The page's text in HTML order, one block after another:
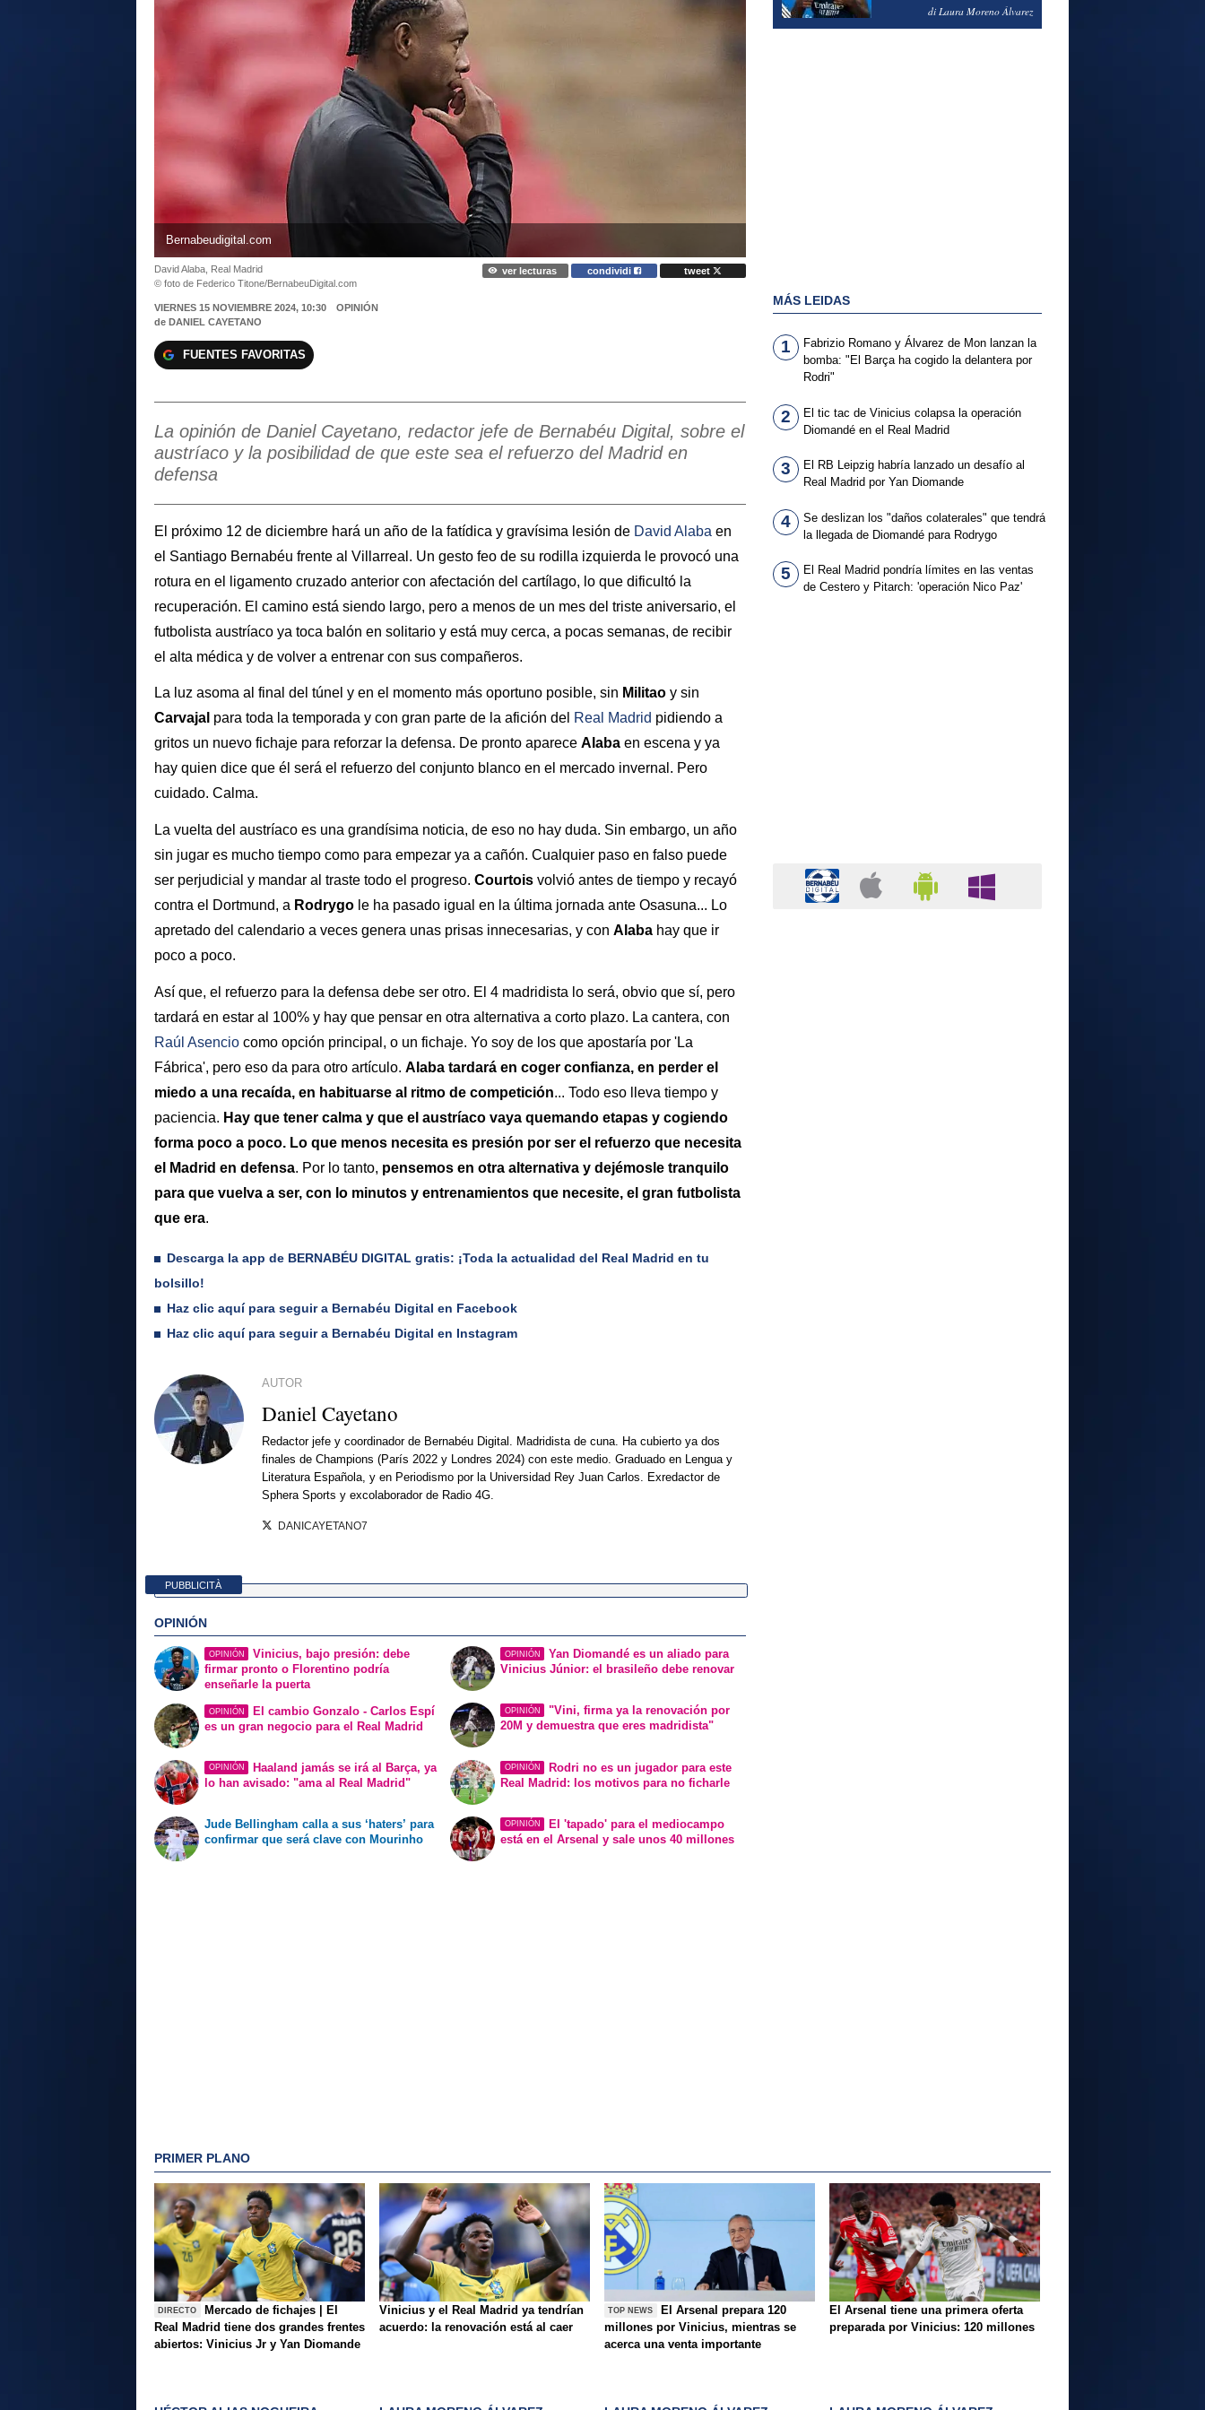
Bernabeudigital.com
David Alaba, Real Madrid
© foto de Federico Titone/BernabeuDigital.com
ver lecturas condividi tweet
VIERNES 15 NOVIEMBRE 2024, 10:30
OPINIÓN
de DANIEL CAYETANO
FUENTES FAVORITAS
La opinión de Daniel Cayetano, redactor jefe de Bernabéu Digital, sobre el
austríaco y la posibilidad de que este sea el refuerzo del Madrid en
defensa
El próximo 12 de diciembre hará un año de la fatídica y gravísima lesión de David Alaba en
el Santiago Bernabéu frente al Villarreal. Un gesto feo de su rodilla izquierda le provocó una
rotura en el ligamento cruzado anterior con afectación del cartílago, lo que dificultó la
recuperación. El camino está siendo largo, pero a menos de un mes del triste aniversario, el
futbolista austríaco ya toca balón en solitario y está muy cerca, a pocas semanas, de recibir
el alta médica y de volver a entrenar con sus compañeros.
La luz asoma al final del túnel y en el momento más oportuno posible, sin Militao y sin
Carvajal para toda la temporada y con gran parte de la afición del Real Madrid pidiendo a
gritos un nuevo fichaje para reforzar la defensa. De pronto aparece Alaba en escena y ya
hay quien dice que él será el refuerzo del conjunto blanco en el mercado invernal. Pero
cuidado. Calma.
La vuelta del austríaco es una grandísima noticia, de eso no hay duda. Sin embargo, un año
sin jugar es mucho tiempo como para empezar ya a cañón. Cualquier paso en falso puede
ser perjudicial y mandar al traste todo el progreso. Courtois volvió antes de tiempo y recayó
contra el Dortmund, a Rodrygo le ha pasado igual en la última jornada ante Osasuna... Lo
apretado del calendario a veces genera unas prisas innecesarias, y con Alaba hay que ir
poco a poco.
Así que, el refuerzo para la defensa debe ser otro. El 4 madridista lo será, obvio que sí, pero
tardará en estar al 100% y hay que pensar en otra alternativa a corto plazo. La cantera, con
Raúl Asencio como opción principal, o un fichaje. Yo soy de los que apostaría por 'La
Fábrica', pero eso da para otro artículo. Alaba tardará en coger confianza, en perder el
miedo a una recaída, en habituarse al ritmo de competición... Todo eso lleva tiempo y
paciencia. Hay que tener calma y que el austríaco vaya quemando etapas y cogiendo
forma poco a poco. Lo que menos necesita es presión por ser el refuerzo que necesita
el Madrid en defensa. Por lo tanto, pensemos en otra alternativa y dejémosle tranquilo
para que vuelva a ser, con lo minutos y entrenamientos que necesite, el gran futbolista
que era.
Descarga la app de BERNABÉU DIGITAL gratis: ¡Toda la actualidad del Real Madrid en tu
bolsillo!
Haz clic aquí para seguir a Bernabéu Digital en Facebook
Haz clic aquí para seguir a Bernabéu Digital en Instagram
AUTOR
Daniel Cayetano
Redactor jefe y coordinador de Bernabéu Digital. Madridista de cuna. Ha cubierto ya dos
finales de Champions (París 2022 y Londres 2024) con este medio. Graduado en Lengua y
Literatura Española, y en Periodismo por la Universidad Rey Juan Carlos. Exredactor de
Sphera Sports y excolaborador de Radio 4G.
DANICAYETANO7
PUBBLICITÀ
OPINIÓN
OPINIÓN
Vinicius, bajo presión: debe
firmar pronto o Florentino podría
enseñarle la puerta
OPINIÓN
El cambio Gonzalo - Carlos Espí
es un gran negocio para el Real Madrid
OPINIÓN
Yan Diomandé es un aliado para
Vinicius Júnior: el brasileño debe renovar
OPINIÓN
"Vini, firma ya la renovación por
20M y demuestra que eres madridista"
OPINIÓN
Haaland jamás se irá al Barça, ya
lo han avisado: "ama al Real Madrid"
Jude Bellingham calla a sus ‘haters’ para
confirmar que será clave con Mourinho
OPINIÓN
Rodri no es un jugador para este
Real Madrid: los motivos para no ficharle
OPINIÓN
El 'tapado' para el mediocampo
está en el Arsenal y sale unos 40 millones
di Laura Moreno Álvarez
MÁS LEIDAS
1
Fabrizio Romano y Álvarez de Mon lanzan la
bomba: "El Barça ha cogido la delantera por
Rodri"
2
El tic tac de Vinicius colapsa la operación
Diomandé en el Real Madrid
3
El RB Leipzig habría lanzado un desafío al
Real Madrid por Yan Diomande
4
Se deslizan los "daños colaterales" que tendrá
la llegada de Diomandé para Rodrygo
5
El Real Madrid pondría límites en las ventas
de Cestero y Pitarch: 'operación Nico Paz'
PRIMER PLANO
DIRECTO
Mercado de fichajes | El
Real Madrid tiene dos grandes frentes
abiertos: Vinicius Jr y Yan Diomande
Vinicius y el Real Madrid ya tendrían
acuerdo: la renovación está al caer
TOP NEWS
El Arsenal prepara 120
millones por Vinicius, mientras se
acerca una venta importante
El Arsenal tiene una primera oferta
preparada por Vinicius: 120 millones